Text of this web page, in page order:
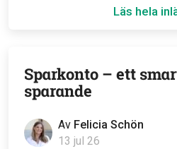
Läs hela
Av Felicia Schön
13 jul 26
Sparkonto – ett
sparande